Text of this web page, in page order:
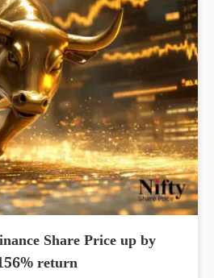
Share Price up by
return